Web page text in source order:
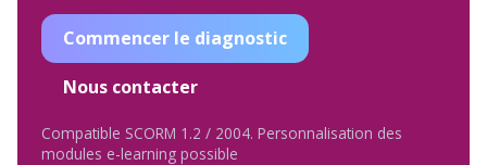
Commencer le diagnostic
Nous contacter
Compatible SCORM 1.2 / 2004. Personnalisation des
modules e-learning possible